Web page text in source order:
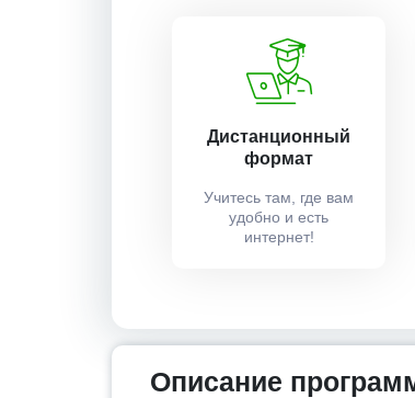
Дистанционный
формат
Учитесь там, где вам
удобно и есть
интернет!
Описание